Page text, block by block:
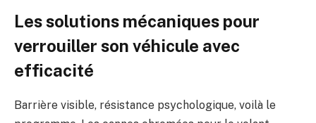
Les solutions mécaniques pour
verrouiller son véhicule avec
efficacité
Barrière visible, résistance psychologique, voilà le